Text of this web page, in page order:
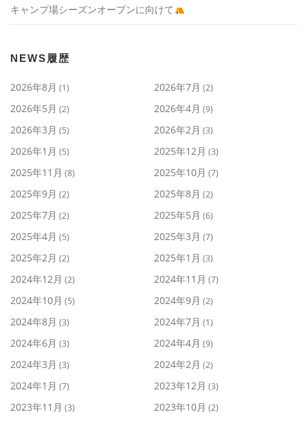
キャンプ場シーズンオープンに向けて
NEWS履歴
2026年8月 (1) 2026年7月 (2)
2026年5月 (2) 2026年4月 (9)
2026年3月 (5) 2026年2月 (3)
2026年1月 (5) 2025年12月 (3)
2025年11月 (8) 2025年10月 (7)
2025年9月 (2) 2025年8月 (2)
2025年7月 (2) 2025年5月 (6)
2025年4月 (5) 2025年3月 (7)
2025年2月 (2) 2025年1月 (3)
2024年12月 (2) 2024年11月 (7)
2024年10月 (5) 2024年9月 (2)
2024年8月 (3) 2024年7月 (1)
2024年6月 (3) 2024年4月 (9)
2024年3月 (3) 2024年2月 (2)
2024年1月 (7) 2023年12月 (3)
2023年11月 (3) 2023年10月 (2)